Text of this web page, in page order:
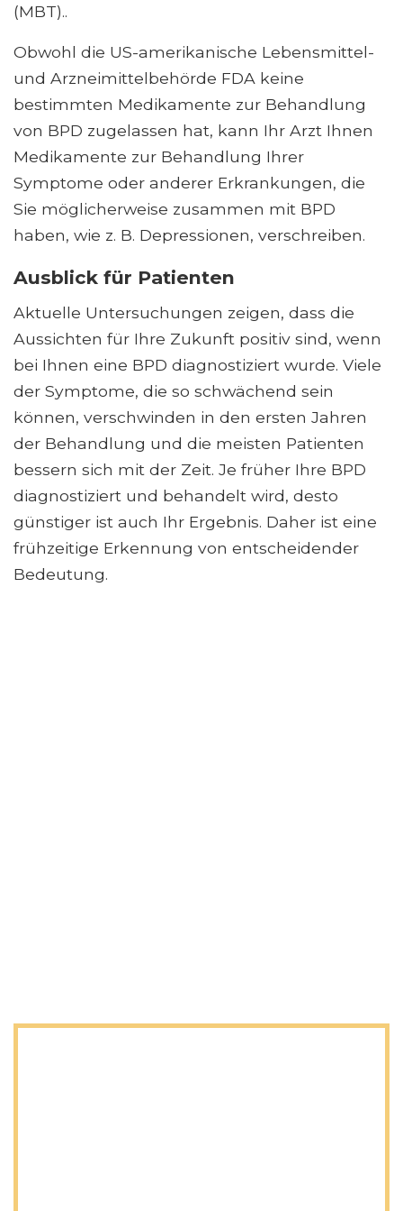
(MBT)..
Obwohl die US-amerikanische Lebensmittel-
und Arzneimittelbehörde FDA keine
bestimmten Medikamente zur Behandlung
von BPD zugelassen hat, kann Ihr Arzt Ihnen
Medikamente zur Behandlung Ihrer
Symptome oder anderer Erkrankungen, die
Sie möglicherweise zusammen mit BPD
haben, wie z. B. Depressionen, verschreiben.
Ausblick für Patienten
Aktuelle Untersuchungen zeigen, dass die
Aussichten für Ihre Zukunft positiv sind, wenn
bei Ihnen eine BPD diagnostiziert wurde. Viele
der Symptome, die so schwächend sein
können, verschwinden in den ersten Jahren
der Behandlung und die meisten Patienten
bessern sich mit der Zeit. Je früher Ihre BPD
diagnostiziert und behandelt wird, desto
günstiger ist auch Ihr Ergebnis. Daher ist eine
frühzeitige Erkennung von entscheidender
Bedeutung.